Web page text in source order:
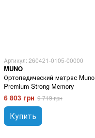
Артикул: 260421-0105-00000
MUNO
Ортопедический матрас Muno
Premium Strong Memory
6 803 грн 9 719 грн
Купить